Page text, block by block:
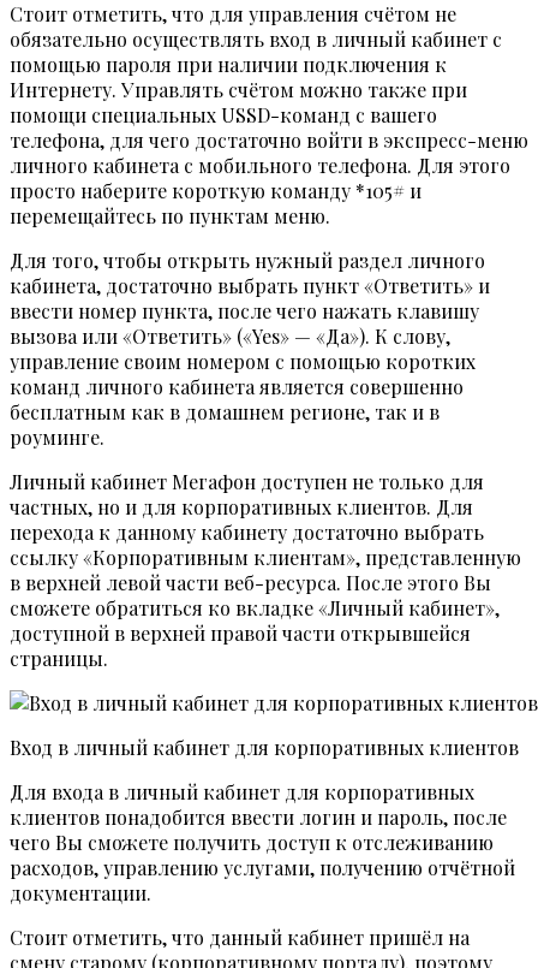
Стоит отметить, что для управления счётом не
обязательно осуществлять вход в личный кабинет с
помощью пароля при наличии подключения к
Интернету. Управлять счётом можно также при
помощи специальных USSD-команд с вашего
телефона, для чего достаточно войти в экспресс-меню
личного кабинета с мобильного телефона. Для этого
просто наберите короткую команду *105# и
перемещайтесь по пунктам меню.
Для того, чтобы открыть нужный раздел личного
кабинета, достаточно выбрать пункт «Ответить» и
ввести номер пункта, после чего нажать клавишу
вызова или «Ответить» («Yes» — «Да»). К слову,
управление своим номером с помощью коротких
команд личного кабинета является совершенно
бесплатным как в домашнем регионе, так и в
роуминге.
Личный кабинет Мегафон доступен не только для
частных, но и для корпоративных клиентов. Для
перехода к данному кабинету достаточно выбрать
ссылку «Корпоративным клиентам», представленную
в верхней левой части веб-ресурса. После этого Вы
сможете обратиться ко вкладке «Личный кабинет»,
доступной в верхней правой части открывшейся
страницы.
Вход в личный кабинет для корпоративных клиентов
Для входа в личный кабинет для корпоративных
клиентов понадобится ввести логин и пароль, после
чего Вы сможете получить доступ к отслеживанию
расходов, управлению услугами, получению отчётной
документации.
Стоит отметить, что данный кабинет пришёл на